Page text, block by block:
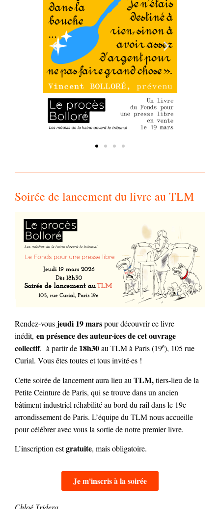
Soirée de lancement du livre au TLM
Rendez-vous jeudi 19 marspour découvrir ce livre
inédit, en présence des auteur·ices de cet ouvrage
collectif, à partir de 18h30au TLM à Paris (19e), 105 rue
Curial. Vous êtes toutes et tous invité·es !
Cette soirée de lancement aura lieu au TLM,tiers-lieu de la
Petite Ceinture de Paris, qui se trouve dans un ancien
bâtiment industriel réhabilité au bord du rail dans le 19e
arrondissement de Paris. L’équipe du TLM nous accueille
pour célébrer avec vous la sortie de notre premier livre.
L’inscription estgratuite, mais obligatoire.
Je m'inscris à la soirée